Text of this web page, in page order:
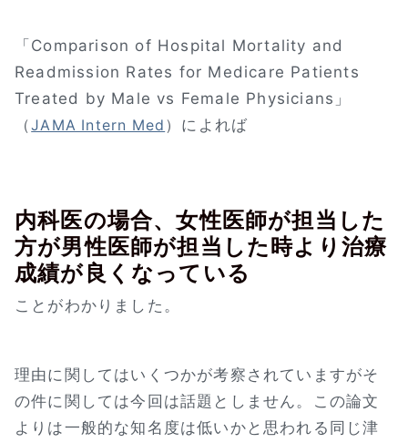
「Comparison of Hospital Mortality and
Readmission Rates for Medicare Patients
Treated by Male vs Female Physicians」
（JAMA Intern Med ）によれば
内科医の場合、女性医師が担当した
方が男性医師が担当した時より治療
成績が良くなっている
ことがわかりました。
理由に関してはいくつかが考察されていますがそ
の件に関しては今回は話題としません。この論文
よりは一般的な知名度は低いかと思われる同じ津